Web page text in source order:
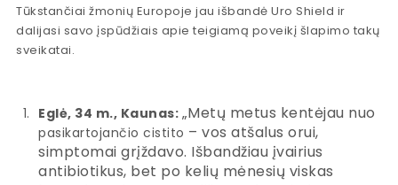
Tūkstančiai žmonių Europoje jau išbandė Uro Shield ir
dalijasi savo įspūdžiais apie teigiamą poveikį šlapimo takų
sveikatai.
Eglė, 34 m., Kaunas: „Metų metus kentėjau nuo
pasikartojančio cistito – vos atšalus orui,
simptomai grįždavo. Išbandžiau įvairius
antibiotikus, bet po kelių mėnesių viskas